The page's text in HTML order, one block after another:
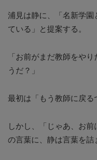
浦見は静に、「名新学園
ている」と提案する。
「お前がまだ教師をや
うだ？」
最初は「もう教師に戻る
しかし、「じゃあ、お
の言葉に、静は言葉を詰